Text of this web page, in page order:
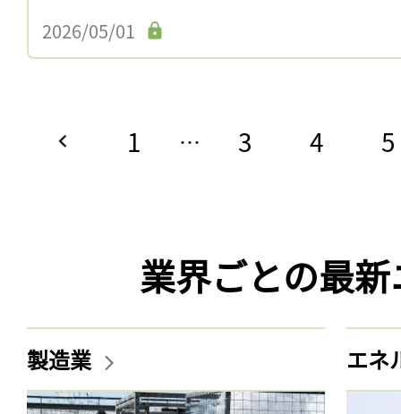
2026/05/01
1 … 3 4 5
業界ごとの最
製造業 エネ